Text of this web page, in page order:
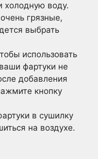
холодную воду.
грязные,
выбрать
использовать
фартуки не
добавления
кнопку
в сушилку
на воздухе.